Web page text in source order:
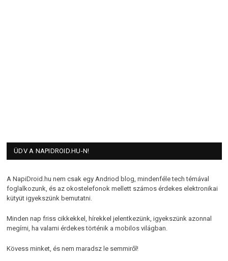
ÜDV A NAPIDROID.HU-N!
A NapiDroid.hu nem csak egy Andriod blog, mindenféle tech témával
foglalkozunk, és az okostelefonok mellett számos érdekes elektronikai
kütyüt igyekszünk bemutatni.
Minden nap friss cikkekkel, hírekkel jelentkezünk, igyekszünk azonnal
megírni, ha valami érdekes történik a mobilos világban.
Kövess minket, és nem maradsz le semmiről!